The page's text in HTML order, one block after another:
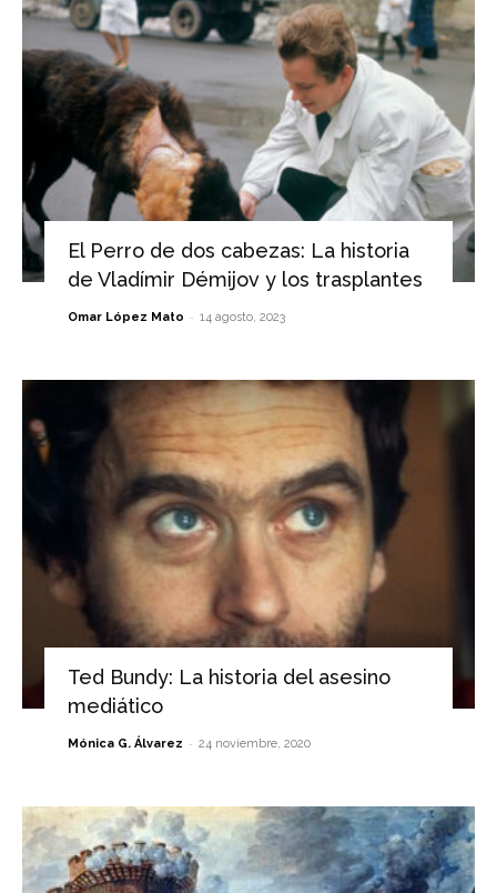
El Perro de dos cabezas: La historia
de Vladímir Démijov y los trasplantes
Omar López Mato - 14 agosto, 2023
Ted Bundy: La historia del asesino
mediático
Mónica G. Álvarez - 24 noviembre, 2020